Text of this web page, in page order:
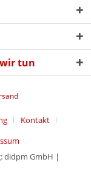
tun
Kontakt
didpm GmbH |